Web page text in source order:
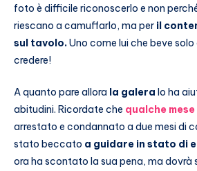
foto è difficile riconoscerlo e non
riescano a camuffarlo, ma per il
sul tavolo.Uno come lui che beve
credere!
A quanto pare allora la galera lo ha
abitudini. Ricordate che qualche
arrestato e condannato a due mesi di
stato beccato a guidare in stato di
ora ha scontato la sua pena, ma dovrà